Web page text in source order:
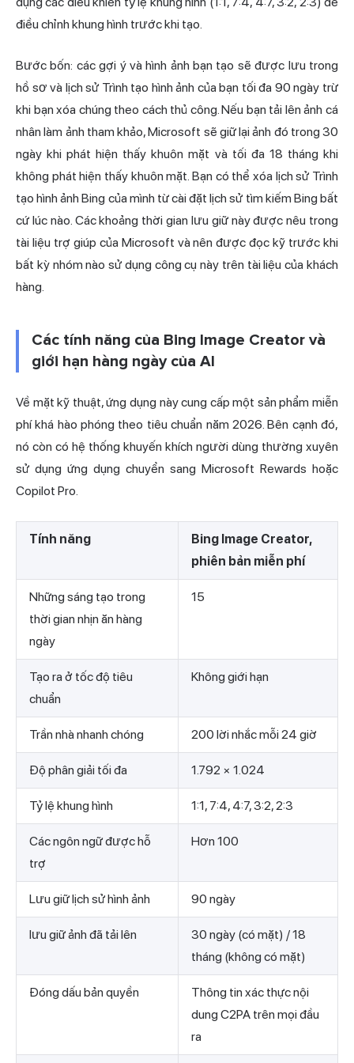
điều chỉnh khung hình trước khi tạo.
Bước bốn: các gợi ý và hình ảnh bạn tạo sẽ được lưu trong
hồ sơ và lịch sử Trình tạo hình ảnh của bạn tối đa 90 ngày trừ
khi bạn xóa chúng theo cách thủ công. Nếu bạn tải lên ảnh cá
nhân làm ảnh tham khảo, Microsoft sẽ giữ lại ảnh đó trong 30
ngày khi phát hiện thấy khuôn mặt và tối đa 18 tháng khi
không phát hiện thấy khuôn mặt. Bạn có thể xóa lịch sử Trình
tạo hình ảnh Bing của mình từ cài đặt lịch sử tìm kiếm Bing bất
cứ lúc nào. Các khoảng thời gian lưu giữ này được nêu trong
tài liệu trợ giúp của Microsoft và nên được đọc kỹ trước khi
bất kỳ nhóm nào sử dụng công cụ này trên tài liệu của khách
hàng.
Các tính năng của Bing Image Creator và
giới hạn hàng ngày của AI
Về mặt kỹ thuật, ứng dụng này cung cấp một sản phẩm miễn
phí khá hào phóng theo tiêu chuẩn năm 2026. Bên cạnh đó,
nó còn có hệ thống khuyến khích người dùng thường xuyên
sử dụng ứng dụng chuyển sang Microsoft Rewards hoặc
Copilot Pro.
Tính năng
Bing Image Creator,
phiên bản miễn phí
Những sáng tạo trong
thời gian nhịn ăn hàng
ngày
15
Tạo ra ở tốc độ tiêu
chuẩn
Không giới hạn
Trần nhà nhanh chóng 200 lời nhắc mỗi 24 giờ
Độ phân giải tối đa 1.792 × 1.024
Tỷ lệ khung hình 1:1, 7:4, 4:7, 3:2, 2:3
Các ngôn ngữ được hỗ
trợ
Hơn 100
Lưu giữ lịch sử hình ảnh 90 ngày
lưu giữ ảnh đã tải lên
30 ngày (có mặt) / 18
tháng (không có mặt)
Đóng dấu bản quyền
Thông tin xác thực nội
dung C2PA trên mọi đầu
ra